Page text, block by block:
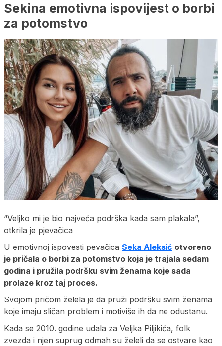
Sekina emotivna ispovijest o borbi
za potomstvo
“Veljko mi je bio najveća podrška kada sam plakala”,
otkrila je pjevačica
U emotivnoj ispovesti pevačica Seka Aleksić otvoreno
je pričala o borbi za potomstvo koja je trajala sedam
godina i pružila podršku svim ženama koje sada
prolaze kroz taj proces.
Svojom pričom želela je da pruži podršku svim ženama
koje imaju sličan problem i motiviše ih da ne odustanu.
Kada se 2010. godine udala za Veljka Piljikića, folk
zvezda i njen suprug odmah su želeli da se ostvare kao